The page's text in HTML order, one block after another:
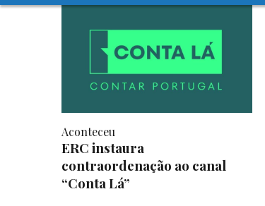
Aconteceu
ERC instaura
contraordenação ao canal
“Conta Lá”